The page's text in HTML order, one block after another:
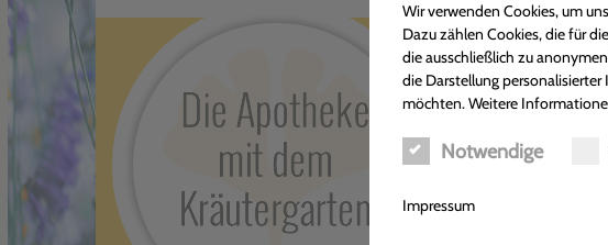
Tobias
Wir verwenden Cookies, um
Dazu zählen Cookies, die für
die ausschließlich zu
die Darstellung personalisierter
möchten. Weitere
Notwendige
Impressum